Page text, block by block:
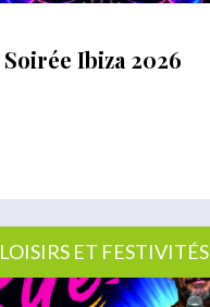
Soirée Ibiza 2026
LOISIRS ET FESTIVITÉS